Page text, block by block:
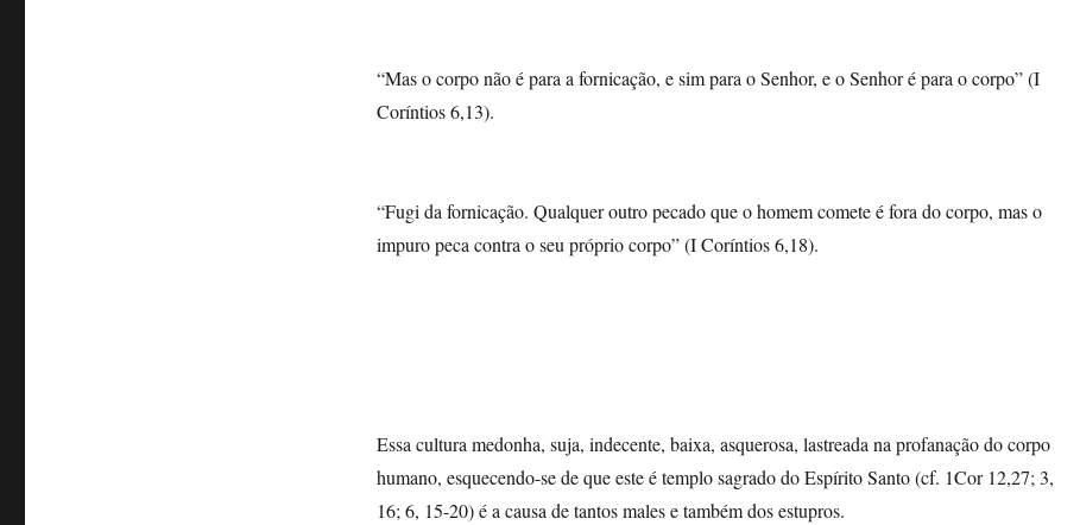
“Mas o corpo não é para a fornicação, e sim para o Senhor, e o Senhor é para o corpo” (I
Coríntios 6,13).
“Fugi da fornicação. Qualquer outro pecado que o homem comete é fora do corpo, mas o
impuro peca contra o seu próprio corpo” (I Coríntios 6,18).
Essa cultura medonha, suja, indecente, baixa, asquerosa, lastreada na profanação do corpo
humano, esquecendo-se de que este é templo sagrado do Espírito Santo (cf. 1Cor 12,27; 3,
16; 6, 15-20) é a causa de tantos males e também dos estupros.